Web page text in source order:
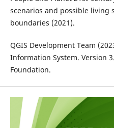
scenarios and possible
boundaries (2021).
QGIS Development Team
Information System. Version
Foundation.